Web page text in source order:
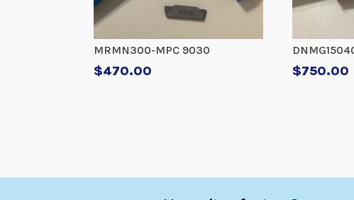
MRMN300-MPC 9030
$470.00 $750.00